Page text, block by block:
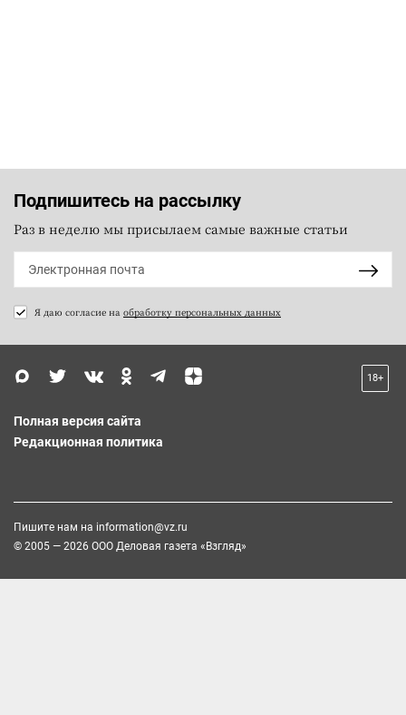
Подпишитесь на рассылку
Раз в неделю мы присылаем самые важные статьи
Я даю согласие на обработку персональных данных
18+
Полная версия сайта
Редакционная политика
Пишите нам на information@vz.ru
© 2005 — 2026 ООО Деловая газета «Взгляд»